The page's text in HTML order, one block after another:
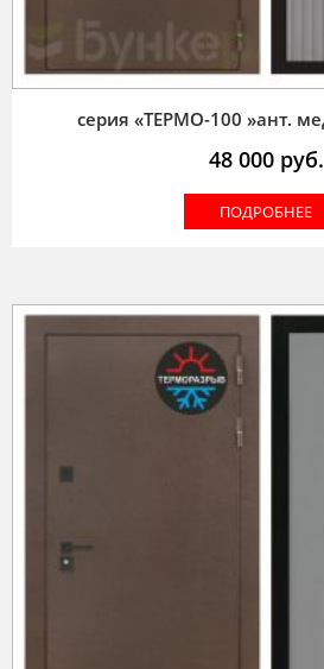
серия «ТЕРМО-100 »ант.
48 000руб.
ПОДРОБНЕЕ